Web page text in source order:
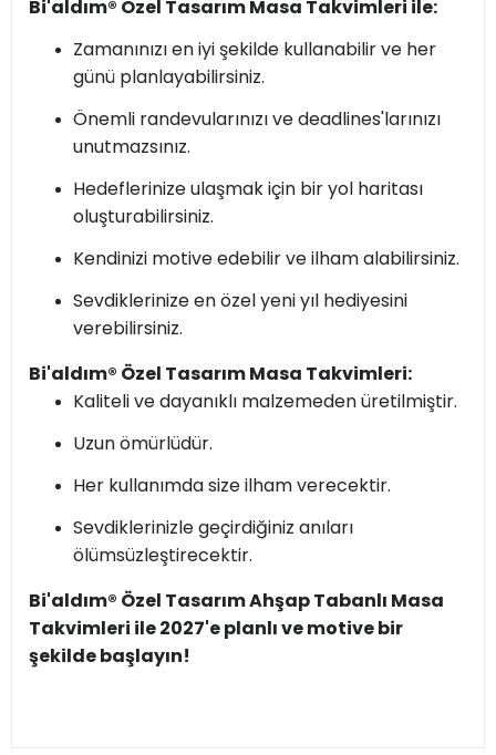
Bi'aldım® Özel Tasarım Masa Takvimleri ile:
Zamanınızı en iyi şekilde kullanabilir ve her
günü planlayabilirsiniz.
Önemli randevularınızı ve deadlines'larınızı
unutmazsınız.
Hedeflerinize ulaşmak için bir yol haritası
oluşturabilirsiniz.
Kendinizi motive edebilir ve ilham alabilirsiniz.
Sevdiklerinize en özel yeni yıl hediyesini
verebilirsiniz.
Bi'aldım® Özel Tasarım Masa Takvimleri:
Kaliteli ve dayanıklı malzemeden üretilmiştir.
Uzun ömürlüdür.
Her kullanımda size ilham verecektir.
Sevdiklerinizle geçirdiğiniz anıları
ölümsüzleştirecektir.
Bi'aldım® Özel Tasarım Ahşap Tabanlı Masa
Takvimleri ile 2027'e planlı ve motive bir
şekilde başlayın!